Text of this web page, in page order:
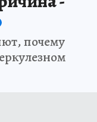
почему